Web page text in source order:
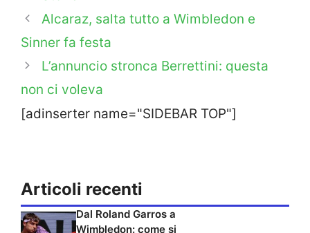
Alcaraz, salta tutto a Wimbledon e
Sinner fa festa
L’annuncio stronca Berrettini: questa
non ci voleva
[adinserter name="SIDEBAR TOP"]
Articoli recenti
Dal Roland Garros a
Wimbledon: come si